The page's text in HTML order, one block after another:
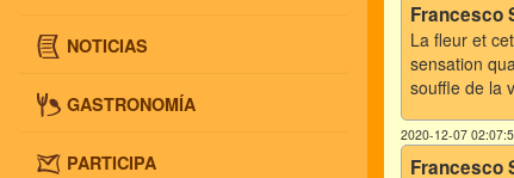
NOTICIAS
GASTRONOMÍA
PARTICIPA
Francesco
La fleur et
sensation
souffle de la
2020-12-07
Francesco